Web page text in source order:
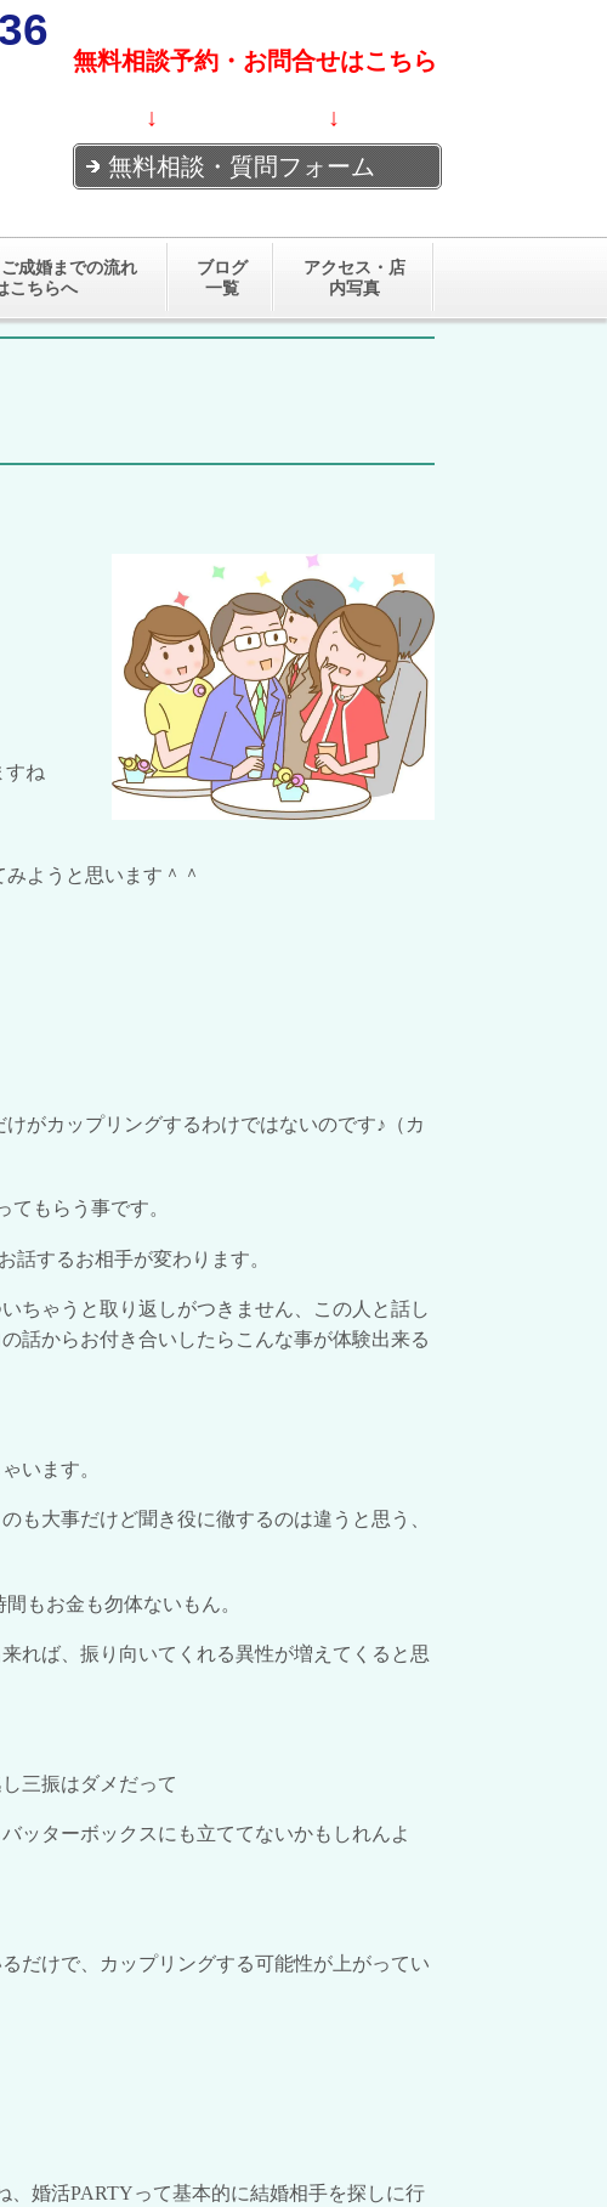
無料相談予約・お問合せはこちら
↓ ↓
無料相談・質問フォーム
成婚までの流れ
こちらへ
ブログ
一覧
アクセス・店
内写真
すね
ようと思います＾＾
がカップリングするわけではないのです♪（カ
てもらう事です。
話するお相手が変わります。
ちゃうと取り返しがつきません、この人と話し
話からお付き合いしたらこんな事が体験出来る
います。
も大事だけど聞き役に徹するのは違うと思う、
もお金も勿体ないもん。
れば、振り向いてくれる異性が増えてくると思
三振はダメだって
ッターボックスにも立ててないかもしれんよ
だけで、カップリングする可能性が上がってい
、婚活PARTYって基本的に結婚相手を探しに行